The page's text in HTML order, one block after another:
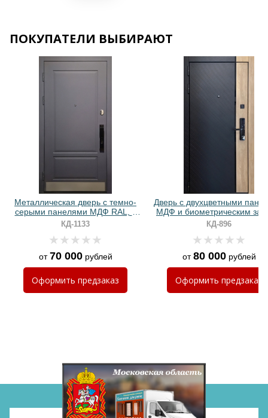
Хочу такую
Хочу такую
Хочу такую
ПОКУПАТЕЛИ ВЫБИРАЮТ
Металлическая дверь с темно-
серыми панелями МДФ RAL, с
отбойником и биометрическим
замком
КД-1133
от70 000рублей
Оформить предзаказ
Дверь с двухцветными
МДФ и биометрическим
КД-896
от80 000рублей
Оформить предзаказ